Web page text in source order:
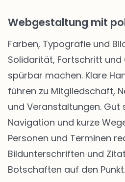
Webgestaltung mit
Farben, Typografie und
Solidarität, Fortschritt und
spürbar machen. Klare
führen zu Mitgliedschaft,
und Veranstaltungen. Gut
Navigation und kurze
Personen und Terminen
Bildunterschriften und
Botschaften auf den